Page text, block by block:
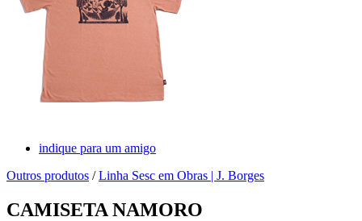
indique para um amigo
Outros produtos /Linha Sesc em Obras | J. Borges
CAMISETA NAMORO